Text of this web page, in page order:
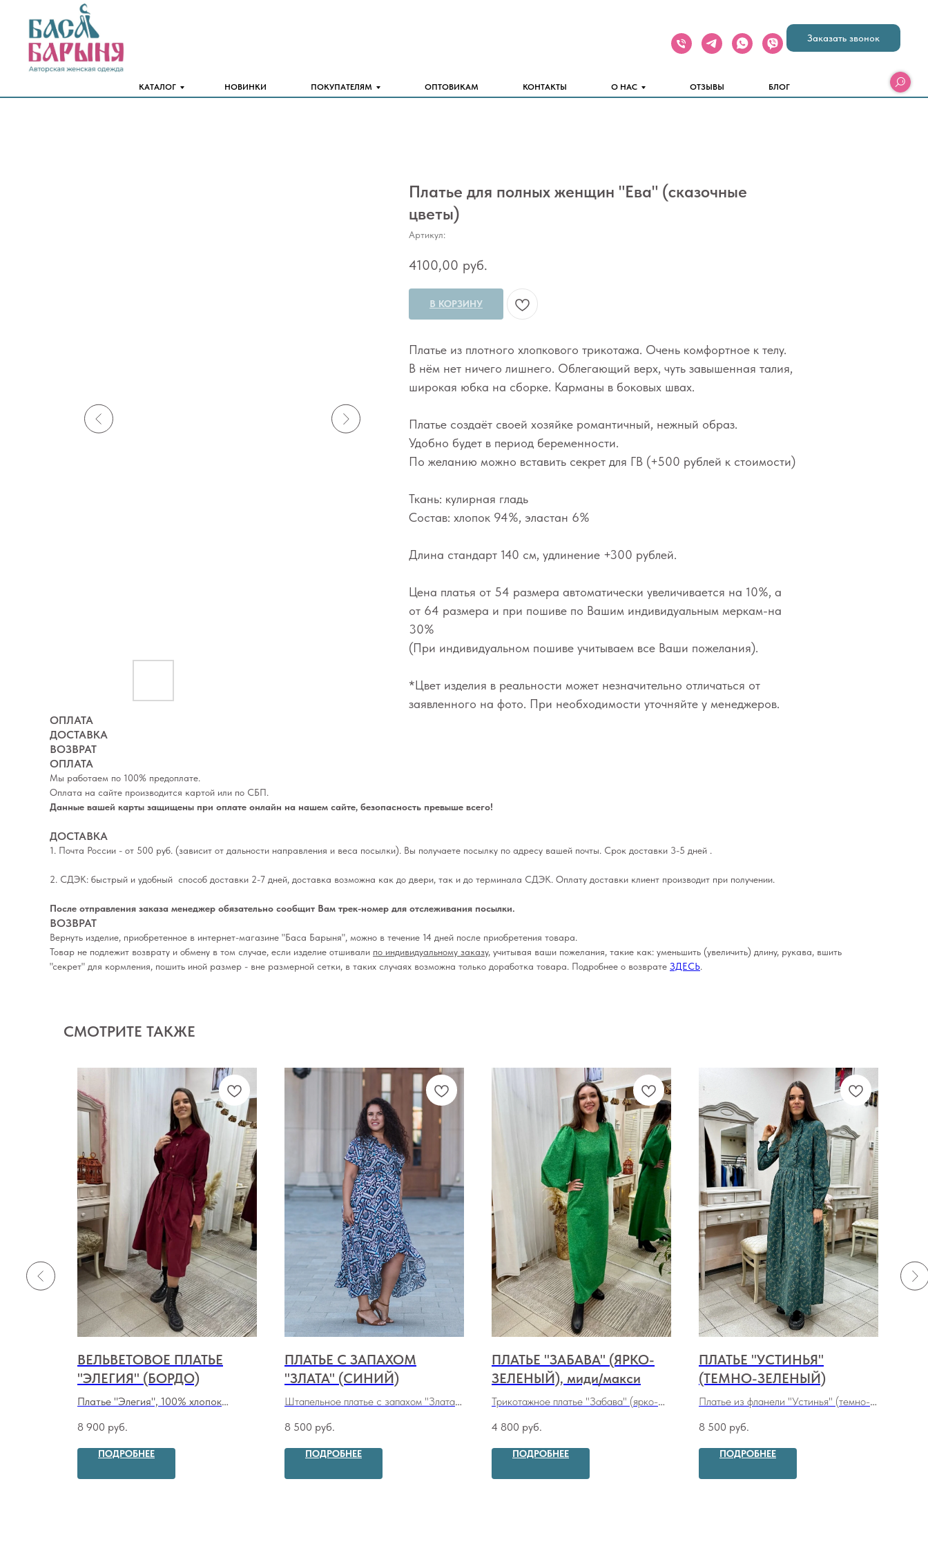
Заказать звонок
КАТАЛОГ НОВИНКИ ПОКУПАТЕЛЯМ ОПТОВИКАМ КОНТАКТЫ О НАС ОТЗЫВЫ БЛОГ
Платье для полных женщин "Ева" (сказочные
цветы)
Артикул:
4100,00 руб.
В КОРЗИНУ
Платье из плотного хлопкового трикотажа. Очень комфортное к телу.
В нём нет ничего лишнего. Облегающий верх, чуть завышенная талия,
широкая юбка на сборке. Карманы в боковых швах.
Платье создаёт своей хозяйке романтичный, нежный образ.
Удобно будет в период беременности.
По желанию можно вставить секрет для ГВ (+500 рублей к стоимости)
Ткань: кулирная гладь
Состав: хлопок 94%, эластан 6%
Длина стандарт 140 см, удлинение +300 рублей.
Цена платья от 54 размера автоматически увеличивается на 10%, а
от 64 размера и при пошиве по Вашим индивидуальным меркам-на
30%
(При индивидуальном пошиве учитываем все Ваши пожелания).
*Цвет изделия в реальности может незначительно отличаться от
заявленного на фото. При необходимости уточняйте у менеджеров.
ОПЛАТА
ДОСТАВКА
ВОЗВРАТ
ОПЛАТА
Мы работаем по 100% предоплате.
Оплата на сайте производится картой или по СБП.
Данные вашей карты защищены при оплате онлайн на нашем сайте, безопасность превыше всего!
ДОСТАВКА
1. Почта России - от 500 руб. (зависит от дальности направления и веса посылки). Вы получаете посылку по адресу вашей почты. Срок доставки 3-5 дней .
2. СДЭК: быстрый и удобный способ доставки 2-7 дней, доставка возможна как до двери, так и до терминала СДЭК. Оплату доставки клиент производит при получении.
После отправления заказа менеджер обязательно сообщит Вам трек-номер для отслеживания посылки.
ВОЗВРАТ
Вернуть изделие, приобретенное в интернет-магазине "Баса Барыня", можно в течение 14 дней после приобретения товара.
Товар не подлежит возврату и обмену в том случае, если изделие отшивали по индивидуальному заказу, учитывая ваши пожелания, такие как: уменьшить (увеличить) длину, рукава, вшить
"секрет" для кормления, пошить иной размер - вне размерной сетки, в таких случаях возможна только доработка товара. Подробнее о возврате ЗДЕСЬ.
СМОТРИТЕ ТАКЖЕ
ВЕЛЬВЕТОВОЕ ПЛАТЬЕ
"ЭЛЕГИЯ" (БОРДО)
Платье "Элегия", 100% хлопок
8 900 руб.
ПОДРОБНЕЕ
ПЛАТЬЕ С ЗАПАХОМ
"ЗЛАТА" (СИНИЙ)
Штапельное платье с запахом "Злата"
8 500 руб.
ПОДРОБНЕЕ
ПЛАТЬЕ "ЗАБАВА" (ЯРКО-
ЗЕЛЕНЫЙ), миди/макси
Трикотажное платье "Забава" (ярко-
4 800 руб.
ПОДРОБНЕЕ
ПЛАТЬЕ "УСТИНЬЯ"
(ТЕМНО-ЗЕЛЕНЫЙ)
Платье из фланели "Устинья" (темно-
8 500 руб.
ПОДРОБНЕЕ